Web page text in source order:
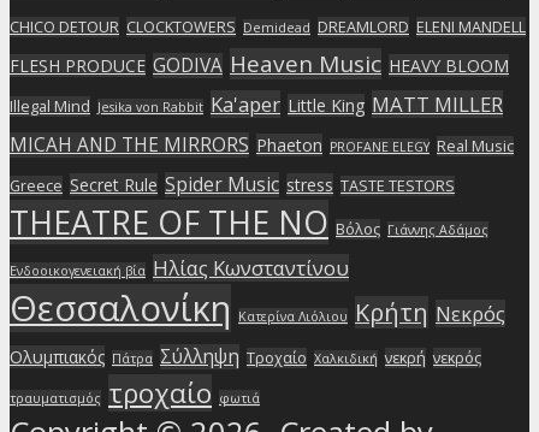
CHICO DETOUR CLOCKTOWERS Demidead DREAMLORD ELENI MANDELL
FLESH PRODUCE GODIVA Heaven Music HEAVY BLOOM
Illegal Mind Jesika von Rabbit Ka'aper Little King MATT MILLER
MICAH AND THE MIRRORS Phaeton PROFANE ELEGY Real Music
Greece Secret Rule Spider Music stress TASTE TESTORS
THEATRE OF THE NO Βόλος Γιάννης Αδάμος
Ενδοοικογενειακή βία Ηλίας Κωνσταντίνου
Θεσσαλονίκη Κατερίνα Λιόλιου Κρήτη Νεκρός
Ολυμπιακός Πάτρα Σύλληψη Τροχαίο Χαλκιδική νεκρή νεκρός
τραυματισμός τροχαίο φωτιά